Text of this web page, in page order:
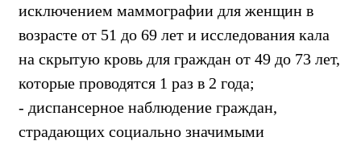
исключением маммографии для женщин в
возрасте от 51 до 69 лет и исследования кала
на скрытую кровь для граждан от 49 до 73 лет,
которые проводятся 1 раз в 2 года;
- диспансерное наблюдение граждан,
страдающих социально значимыми